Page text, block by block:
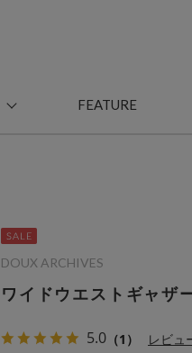
FEATURE
ワイドウエストギャザ
5.0 （1） レビュ
DOUX ARCHIVES